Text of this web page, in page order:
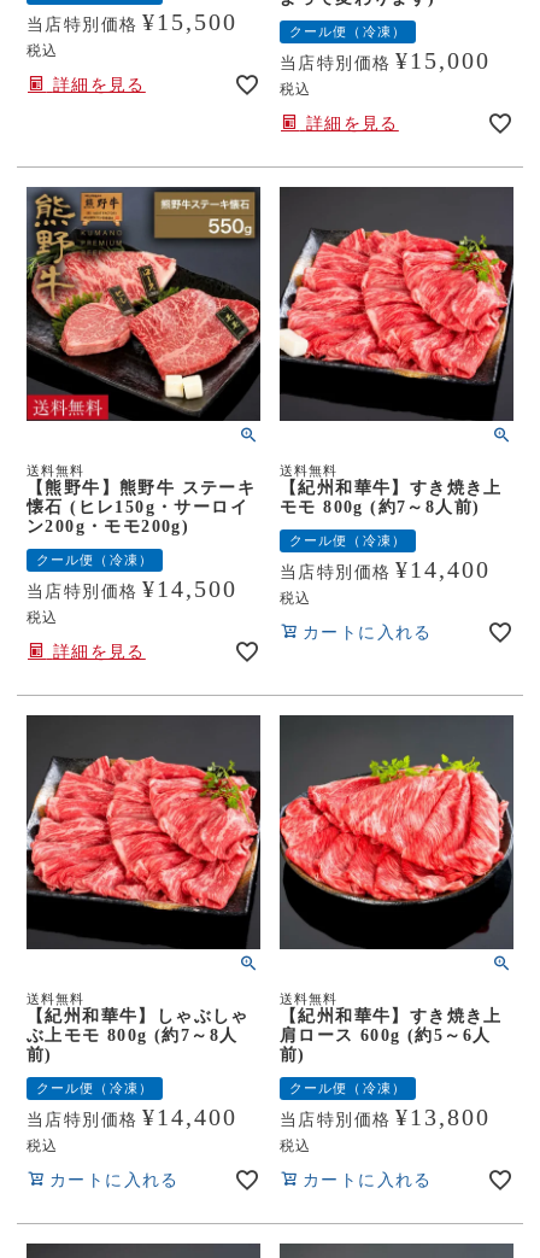
当店特別価格 ¥15,500
税込
詳細を見る
クール便（冷凍）
当店特別価格 ¥15,000
税込
詳細を見る
送料無料
【熊野牛】熊野牛 ステーキ
懐石 (ヒレ150g・サーロイ
ン200g・モモ200g)
クール便（冷凍）
当店特別価格 ¥14,500
税込
詳細を見る
送料無料
【紀州和華牛】すき焼き上
モモ 800g (約7～8人前)
クール便（冷凍）
当店特別価格 ¥14,400
税込
カートに入れる
送料無料
【紀州和華牛】しゃぶしゃ
ぶ上モモ 800g (約7～8人
前)
クール便（冷凍）
当店特別価格 ¥14,400
税込
カートに入れる
送料無料
【紀州和華牛】すき焼き上
肩ロース 600g (約5～6人
前)
クール便（冷凍）
当店特別価格 ¥13,800
税込
カートに入れる